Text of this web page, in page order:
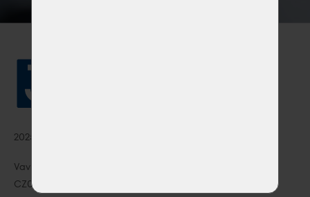
2025 © JACOB-SYSTEMS s.r.o.
Vavrečkova 7074, Zlín 760 01, ID No.: 08795932, VAT No.:
CZ08795932